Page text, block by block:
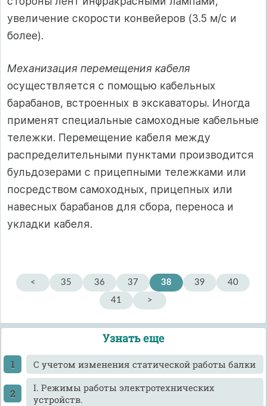
увеличение скорости конвейеров (3.5 м/с и
более).
Механизация перемещения кабеля
осуществляется с помощью кабельных
барабанов, встроенных в экскаваторы. Иногда
применят специальные самоходные кабельные
тележки. Перемещение кабеля между
распределительными пунктами производится
бульдозерами с прицепными тележками или
посредством самоходных, прицепных или
навесных барабанов для сбора, переноса и
укладки кабеля.
< 35 36 37 38 39
40
41
>
Узнать еще
C учетом изменения статической работы балки
I. Режимы работы электротехнических
устройств.